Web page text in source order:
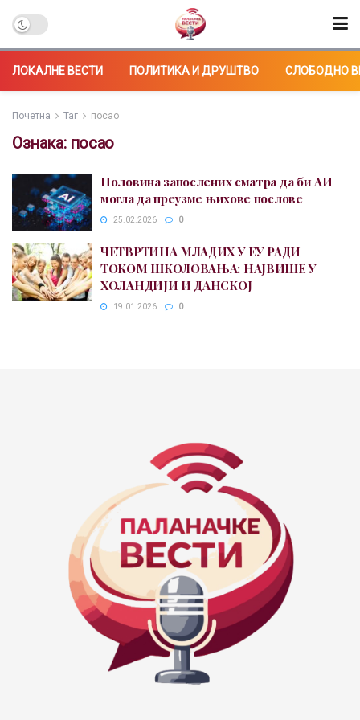
ЛОКАЛНЕ ВЕСТИ ПОЛИТИКА И ДРУШТВО СЛОБОДНО
Почетна Таг посао
Ознака: посао
Половина запослених сматра да би АИ
могла да преузме њихове послове
25.02.2026 0
ЧЕТВРТИНА МЛАДИХ У ЕУ РАДИ
ТОКОМ ШКОЛОВАЊА: НАЈВИШЕ У
ХОЛАНДИЈИ И ДАНСКОЈ
19.01.2026 0